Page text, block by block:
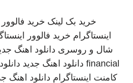
خرید بک لینک خرید فالوور
اینستاگرام خرید فالوور
شال و روسری دانلود اهنگ
financial دانلود اهنگ جدید
کامنت اینستاگرام دانلود اهنگ